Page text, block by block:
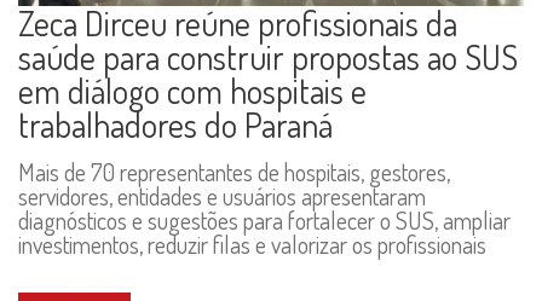
Zeca Dirceu reúne profissionais da
saúde para construir propostas ao SUS
em diálogo com hospitais e
trabalhadores do Paraná
Mais de 70 representantes de hospitais, gestores,
servidores, entidades e usuários apresentaram
diagnósticos e sugestões para fortalecer o SUS, ampliar
investimentos, reduzir filas e valorizar os profissionais